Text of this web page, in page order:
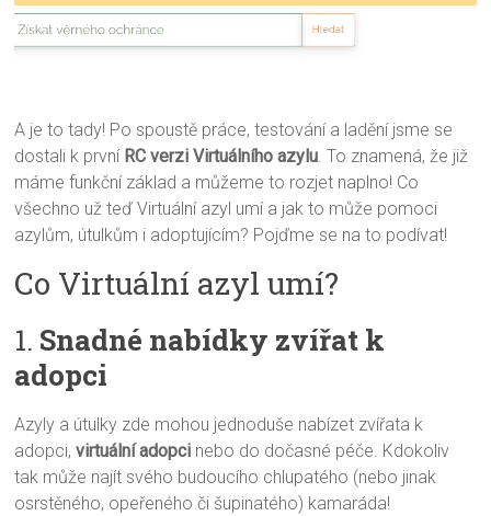
A je to tady! Po spoustě práce, testování a ladění jsme se
dostali k první RC verzi Virtuálního azylu. To znamená, že již
máme funkční základ a můžeme to rozjet naplno! Co
všechno už teď Virtuální azyl umí a jak to může pomoci
azylům, útulkům i adoptujícím? Pojďme se na to podívat!
Co Virtuální azyl umí?
1. Snadné nabídky zvířat k
adopci
Azyly a útulky zde mohou jednoduše nabízet zvířata k
adopci,virtuální adopci nebo do dočasné péče. Kdokoliv
tak může najít svého budoucího chlupatého (nebo jinak
osrstěného, opeřeného či šupinatého) kamaráda!